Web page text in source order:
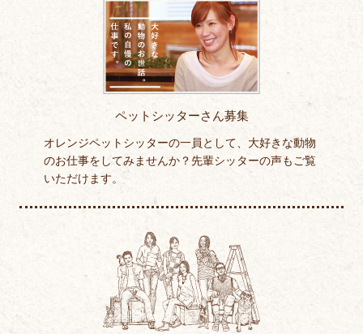
ペットシッターさん募集
オレンジペットシッターの一員として、大好きな動物
のお仕事をしてみませんか？先輩シッターの声もご覧
いただけます。